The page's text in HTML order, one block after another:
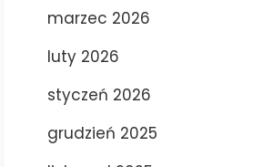
marzec 2026
luty 2026
styczeń 2026
grudzień 2025